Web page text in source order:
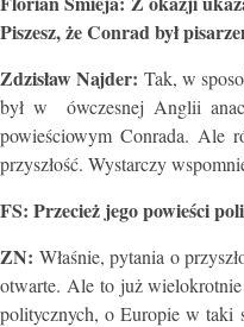
Piszesz, że Conrad był
Zdzisław Najder: Tak, w
był w ówczesnej Anglii
powieściowym Conrada. Ale
przyszłość. Wystarczy
FS: Przecież jego powieści
ZN: Właśnie, pytania o
otwarte. Ale to już
politycznych, o Europie w taki